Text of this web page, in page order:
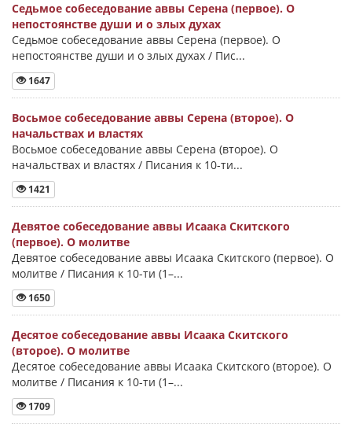
Седьмое собеседование аввы Серена (первое). О
непостоянстве души и о злых духах
Седьмое собеседование аввы Серена (первое). О
непостоянстве души и о злых духах / Пис...
1647
Восьмое собеседование аввы Серена (второе). О
начальствах и властях
Восьмое собеседование аввы Серена (второе). О
начальствах и властях / Писания к 10-ти...
1421
Девятое собеседование аввы Исаака Скитского
(первое). О молитве
Девятое собеседование аввы Исаака Скитского (первое). О
молитве / Писания к 10-ти (1–...
1650
Десятое собеседование аввы Исаака Скитского
(второе). О молитве
Десятое собеседование аввы Исаака Скитского (второе). О
молитве / Писания к 10-ти (1–...
1709